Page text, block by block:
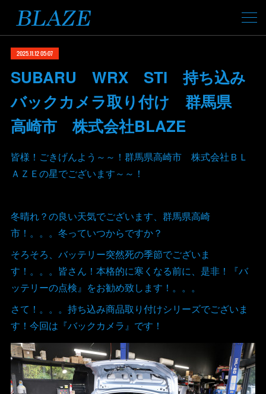
2025.11.12 05:07
SUBARU WRX STI 持ち込み
バックカメラ取り付け 群馬県
高崎市 株式会社BLAZE
皆様！ごきげんよう～～！群馬県高崎市 株式会社ＢＬ
ＡＺＥの星でございます～～！
冬晴れ？の良い天気でございます、群馬県高崎
市！。。。冬っていつからですか？
そろそろ、バッテリー突然死の季節でございま
す！。。。皆さん！本格的に寒くなる前に、是非！『バ
ッテリーの点検』をお勧め致します！。。。
さて！。。。持ち込み商品取り付けシリーズでございま
す！今回は『バックカメラ』です！